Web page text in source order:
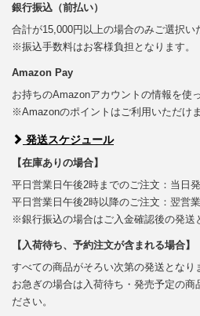
銀行振込（前払い）
合計が15,000円以上の場合のみご選択い
※振込手数料はお客様負担となります。
Amazon Pay
お持ちのAmazonアカウントの情報を使
※Amazonのポイントはご利用いただけま
発送スケジュール
【在庫ありの場合】
平日営業日午後2時までのご注文：当日
平日営業日午後2時以降のご注文：翌営
※銀行振込の場合はご入金確認後の発送
【入荷待ち、予約注文が含まれる場合】
すべての商品がそろい次第の発送となり
お急ぎの場合は入荷待ち・発売予定の商
ださい。